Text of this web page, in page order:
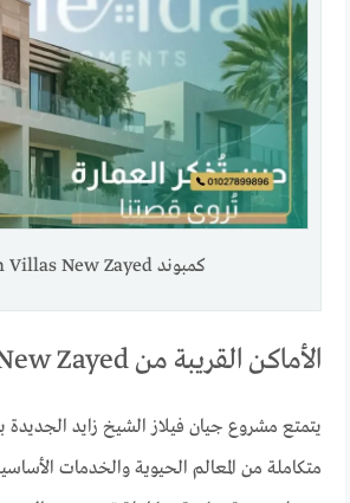
كمبوند Jaen Villas New Zayed
الأماكن القريبة من Jaen Villas New Zayed
يتمتع مشروع جيان فيلاز الشيخ زايد
متكاملة من المعالم الحيوية والخدمات